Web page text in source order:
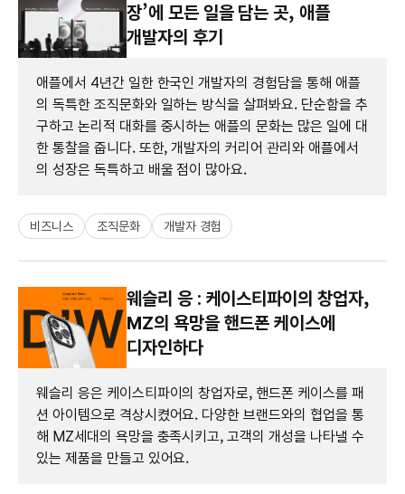
장’에 모든 일을 담는 곳, 애플
개발자의 후기
애플에서 4년간 일한 한국인 개발자의 경험담을 통해 애플
의 독특한 조직문화와 일하는 방식을 살펴봐요. 단순함을 추
구하고 논리적 대화를 중시하는 애플의 문화는 많은 일에 대
한 통찰을 줍니다. 또한, 개발자의 커리어 관리와 애플에서
의 성장은 독특하고 배울 점이 많아요.
비즈니스 조직문화 개발자 경험
웨슬리 응 : 케이스티파이의 창업자,
MZ의 욕망을 핸드폰 케이스에
디자인하다
웨슬리 응은 케이스티파이의 창업자로, 핸드폰 케이스를 패
션 아이템으로 격상시켰어요. 다양한 브랜드와의 협업을 통
해 MZ세대의 욕망을 충족시키고, 고객의 개성을 나타낼 수
있는 제품을 만들고 있어요.